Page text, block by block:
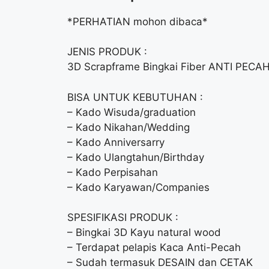
*PERHATIAN mohon dibaca*
JENIS PRODUK :
3D Scrapframe Bingkai Fiber ANTI
BISA UNTUK KEBUTUHAN :
– Kado Wisuda/graduation
– Kado Nikahan/Wedding
– Kado Anniversarry
– Kado Ulangtahun/Birthday
– Kado Perpisahan
– Kado Karyawan/Companies
SPESIFIKASI PRODUK :
– Bingkai 3D Kayu natural wood
– Terdapat pelapis Kaca Anti-Pecah
– Sudah termasuk DESAIN dan CETAK